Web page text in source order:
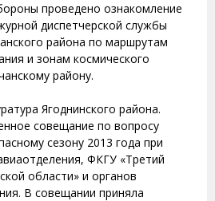
проведено ознакомление
диспетчерской службы
района по маршрутам
и зонам космического
району.
Ягоднинского района.
совещание по вопросу
сезону 2013 года при
ФКГУ «Третий
области» и органов
В совещании приняла